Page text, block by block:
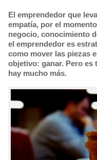
El emprendedor que
empatía, por el
negocio, conocimiento
el emprendedor es
como mover las piezas
objetivo: ganar. Pero es
hay mucho más.